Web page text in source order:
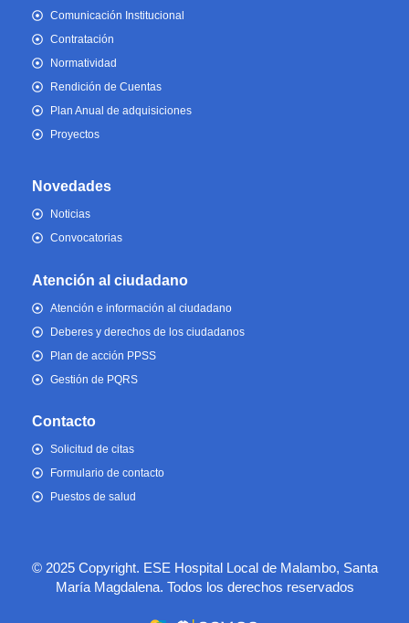
Comunicación Institucional
Contratación
Normatividad
Rendición de Cuentas
Plan Anual de adquisiciones
Proyectos
Novedades
Noticias
Convocatorias
Atención al ciudadano
Atención e información al ciudadano
Deberes y derechos de los ciudadanos
Plan de acción PPSS
Gestión de PQRS
Contacto
Solicitud de citas
Formulario de contacto
Puestos de salud
© 2025 Copyright. ESE Hospital Local de Malambo, Santa
María Magdalena. Todos los derechos reservados